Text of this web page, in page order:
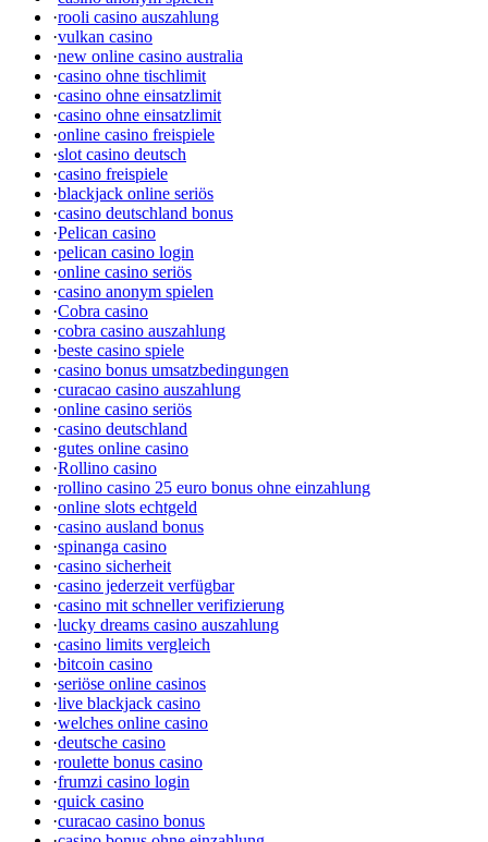
·rooli casino auszahlung
·vulkan casino
·new online casino australia
·casino ohne tischlimit
·casino ohne einsatzlimit
·casino ohne einsatzlimit
·online casino freispiele
·slot casino deutsch
·casino freispiele
·blackjack online seriös
·casino deutschland bonus
·Pelican casino
·pelican casino login
·online casino seriös
·casino anonym spielen
·Cobra casino
·cobra casino auszahlung
·beste casino spiele
·casino bonus umsatzbedingungen
·curacao casino auszahlung
·online casino seriös
·casino deutschland
·gutes online casino
·Rollino casino
·rollino casino 25 euro bonus ohne einzahlung
·online slots echtgeld
·casino ausland bonus
·spinanga casino
·casino sicherheit
·casino jederzeit verfügbar
·casino mit schneller verifizierung
·lucky dreams casino auszahlung
·casino limits vergleich
·bitcoin casino
·seriöse online casinos
·live blackjack casino
·welches online casino
·deutsche casino
·roulette bonus casino
·frumzi casino login
·quick casino
·curacao casino bonus